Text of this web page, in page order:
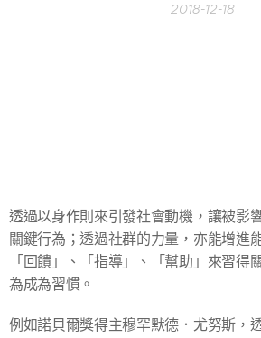
2018-12-18
透過以身作則來引發社會動機，讓被影
關鍵行為；透過社群的力量，亦能增進
「回饋」、「指導」、「幫助」來習得
為成為習慣。
例如諾貝爾獎得主穆罕默德．尤努斯，